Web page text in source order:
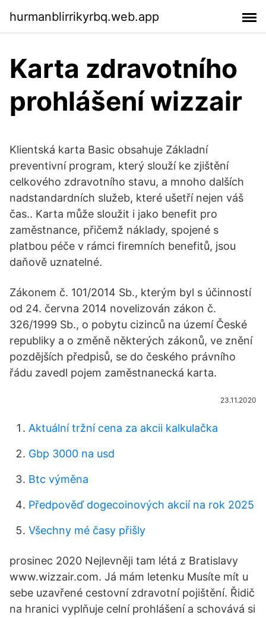
hurmanblirrikyrbq.web.app
Karta zdravotního
prohlášení wizzair
Klientská karta Basic obsahuje Základní
preventivní program, který slouží ke zjištění
celkového zdravotního stavu, a mnoho dalších
nadstandardních služeb, které ušetří nejen váš
čas.. Karta může sloužit i jako benefit pro
zaměstnance, přičemž náklady, spojené s
platbou péče v rámci firemních benefitů, jsou
daňově uznatelné.
Zákonem č. 101/2014 Sb., kterým byl s účinností
od 24. června 2014 novelizován zákon č.
326/1999 Sb., o pobytu cizinců na území České
republiky a o změně některých zákonů, ve znění
pozdějších předpisů, se do českého právního
řádu zavedl pojem zaměstnanecká karta.
23.11.2020
Aktuální tržní cena za akcii kalkulačka
Gbp 3000 na usd
Btc výměna
Předpověď dogecoinových akcií na rok 2025
Všechny mé časy přišly
prosinec 2020 Nejlevněji tam létá z Bratislavy
www.wizzair.com. Já mám letenku Musíte mít u
sebe uzavřené cestovní zdravotní pojištění. Řidič
na hranici vyplňuje celní prohlášení a schovává si